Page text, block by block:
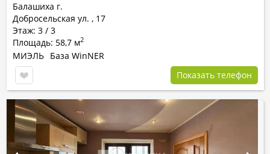
Балашиха г.
Добросельская ул. , 17
Этаж: 3 / 3
Площадь: 58,7 м2
МИЭЛЬ База WinNER
Показать телефон